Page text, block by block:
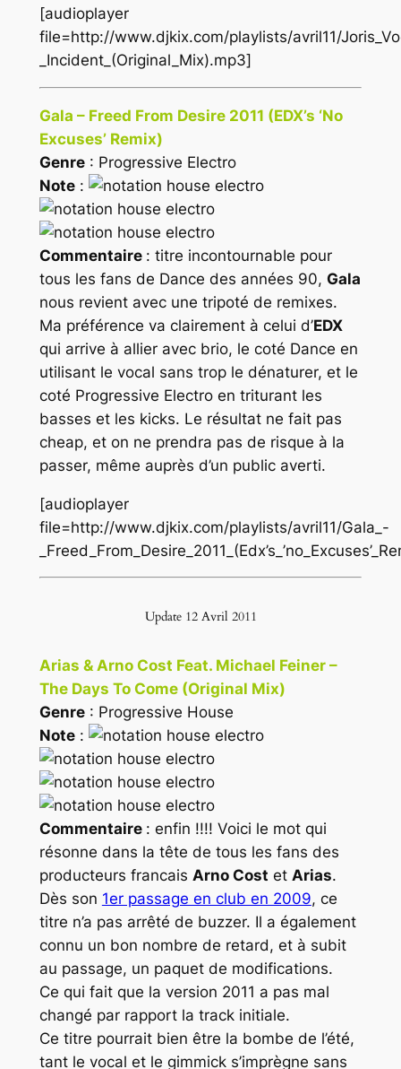
[audioplayer
file=http://www.djkix.com/playlists/avril11/
_Incident_(Original_Mix).mp3]
Gala – Freed From Desire 2011 (EDX’s ‘No
Excuses’ Remix)
Genre: Progressive Electro
Note:
Commentaire : titre incontournable pour
tous les fans de Dance des années 90, Gala
nous revient avec une tripoté de remixes.
Ma préférence va clairement à celui d’EDX
qui arrive à allier avec brio, le coté Dance en
utilisant le vocal sans trop le dénaturer, et le
coté Progressive Electroen triturant les
basses et les kicks. Le résultat ne fait pas
cheap, et on ne prendra pas de risque à la
passer, même auprès d’un public averti.
[audioplayer
file=http://www.djkix.com/playlists/avril11/Gala_-
Update 12 Avril 2011
Arias & Arno Cost Feat. Michael Feiner –
The Days To Come (Original Mix)
Genre: Progressive House
Note:
Commentaire : enfin !!!! Voici le mot qui
résonne dans la tête de tous les fans des
producteurs francais Arno Cost et Arias.
Dès son 1er passage en club en 2009, ce
titre n’a pas arrêté de buzzer. Il a également
connu un bon nombre de retard, et à subit
au passage, un paquet de modifications.
Ce qui fait que la version 2011 a pas mal
changé par rapport la track initiale.
Ce titre pourrait bien être la bombe de l’été,
tant le vocal et le gimmick s’imprègne sans